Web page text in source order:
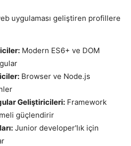
uygulaması geliştiren profillere
Modern ES6+ ve DOM
Browser ve Node.js
Geliştiricileri: Framework
güçlendirir
Junior developer'lık için